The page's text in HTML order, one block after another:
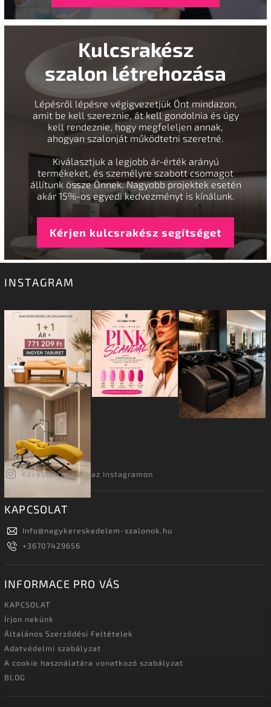
Kulcsrakész
szalon létrehozása
Lépésről lépésre végigvezetjük Önt mindazon,
amit be kell szereznie, át kell gondolnia és úgy
kell rendeznie, hogy megfeleljen annak,
ahogyan szalonját működtetni szeretné.
Kiválasztjuk a legjobb ár-érték arányú
termékeket, és személyre szabott csomagot
állítunk össze Önnek. Nagyobb projektek esetén
akár 15%-os egyedi kedvezményt is kínálunk.
Kérjen kulcsrakész segítséget
INSTAGRAM
Kövessen minket az Instagramon
KAPCSOLAT
Info@nagykereskedelem-szalonok.hu
+36707429656
INFORMACE PRO VÁS
KAPCSOLAT
Írjon nekünk
Általános Szerződési Feltételek
Adatvédelmi szabályzat
A cookie használatára vonatkozó szabályzat
BLOG